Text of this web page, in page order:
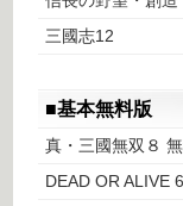
三國志12
■基本無料版
真・三國無双８
DEAD OR ALIVE